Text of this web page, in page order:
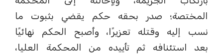
المختصة؛ صدر بحقه حكم يقضي بثبوت ما
نسب إليه وقتله تعزيرًا، وأصبح الحكم نهائيًا
بعد استئنافه ثم تأييده من المحكمة العليا،